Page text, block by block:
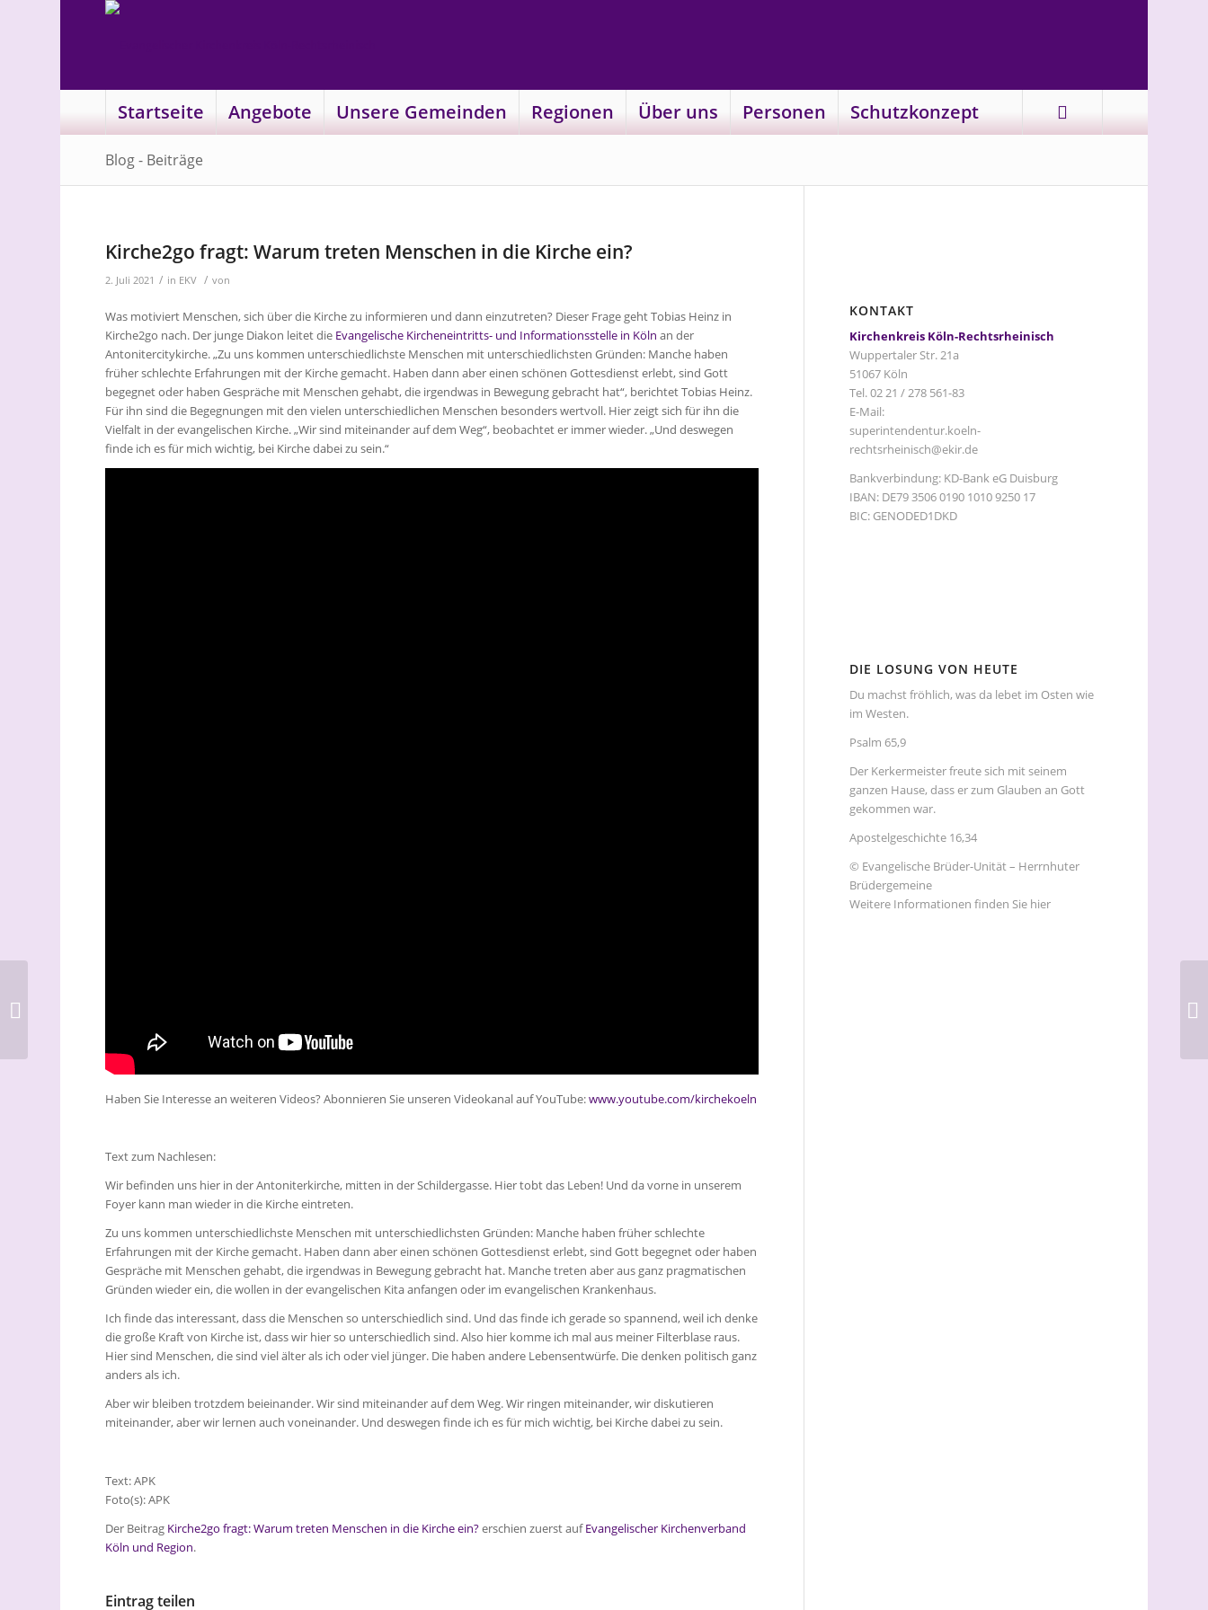
Startseite Angebote Unsere Gemeinden Regionen Über uns Personen Schutzkonzept
Blog - Beiträge
Kirche2go fragt: Warum treten Menschen in die Kirche ein?
2. Juli 2021 / in EKV / von
Was motiviert Menschen, sich über die Kirche zu informieren und dann einzutreten? Dieser Frage geht Tobias Heinz in
Kirche2go nach. Der junge Diakon leitet die Evangelische Kircheneintritts- und Informationsstelle in Köln an der
Antonitercitykirche. „Zu uns kommen unterschiedlichste Menschen mit unterschiedlichsten Gründen: Manche haben
früher schlechte Erfahrungen mit der Kirche gemacht. Haben dann aber einen schönen Gottesdienst erlebt, sind Gott
begegnet oder haben Gespräche mit Menschen gehabt, die irgendwas in Bewegung gebracht hat“, berichtet Tobias Heinz.
Für ihn sind die Begegnungen mit den vielen unterschiedlichen Menschen besonders wertvoll. Hier zeigt sich für ihn die
Vielfalt in der evangelischen Kirche. „Wir sind miteinander auf dem Weg“, beobachtet er immer wieder. „Und deswegen
finde ich es für mich wichtig, bei Kirche dabei zu sein.“
Haben Sie Interesse an weiteren Videos? Abonnieren Sie unseren Videokanal auf YouTube:www.youtube.com/kirchekoeln
Text zum Nachlesen:
Wir befinden uns hier in der Antoniterkirche, mitten in der Schildergasse. Hier tobt das Leben! Und da vorne in unserem
Foyer kann man wieder in die Kirche eintreten.
Zu uns kommen unterschiedlichste Menschen mit unterschiedlichsten Gründen: Manche haben früher schlechte
Erfahrungen mit der Kirche gemacht. Haben dann aber einen schönen Gottesdienst erlebt, sind Gott begegnet oder haben
Gespräche mit Menschen gehabt, die irgendwas in Bewegung gebracht hat. Manche treten aber aus ganz pragmatischen
Gründen wieder ein, die wollen in der evangelischen Kita anfangen oder im evangelischen Krankenhaus.
Ich finde das interessant, dass die Menschen so unterschiedlich sind. Und das finde ich gerade so spannend, weil ich denke
die große Kraft von Kirche ist, dass wir hier so unterschiedlich sind. Also hier komme ich mal aus meiner Filterblase raus.
Hier sind Menschen, die sind viel älter als ich oder viel jünger. Die haben andere Lebensentwürfe. Die denken politisch ganz
anders als ich.
Aber wir bleiben trotzdem beieinander. Wir sind miteinander auf dem Weg. Wir ringen miteinander, wir diskutieren
miteinander, aber wir lernen auch voneinander. Und deswegen finde ich es für mich wichtig, bei Kirche dabei zu sein.
Text: APK
Foto(s): APK
Der Beitrag Kirche2go fragt: Warum treten Menschen in die Kirche ein?erschien zuerst aufEvangelischer Kirchenverband
Köln und Region.
Eintrag teilen
KONTAKT
Kirchenkreis Köln-Rechtsrheinisch
Wuppertaler Str. 21a
51067 Köln
Tel. 02 21 / 278 561-83
E-Mail:
superintendentur.koeln-
rechtsrheinisch@ekir.de
Bankverbindung: KD-Bank eG Duisburg
IBAN: DE79 3506 0190 1010 9250 17
BIC: GENODED1DKD
DIE LOSUNG VON HEUTE
Du machst fröhlich, was da lebet im Osten wie
im Westen.
Psalm 65,9
Der Kerkermeister freute sich mit seinem
ganzen Hause, dass er zum Glauben an Gott
gekommen war.
Apostelgeschichte 16,34
© Evangelische Brüder-Unität – Herrnhuter
Brüdergemeine
Weitere Informationen finden Sie hier